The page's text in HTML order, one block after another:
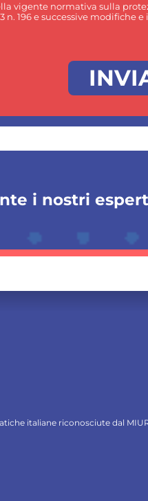
vigente normativa sulla
196 e successive modifiche
i nostri
italiane riconosciute dal